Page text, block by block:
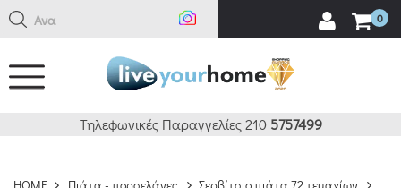
Αναζήτ 0
Τηλεφωνικές Παραγγελίες 210 5757499